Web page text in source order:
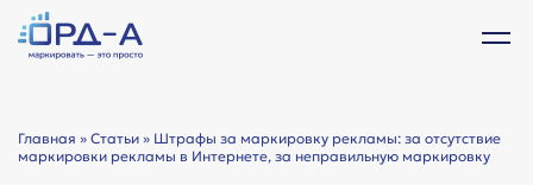
Главная » Статьи » Штрафы за маркировку рекламы: за отсутствие
маркировки рекламы в Интернете, за неправильную маркировку